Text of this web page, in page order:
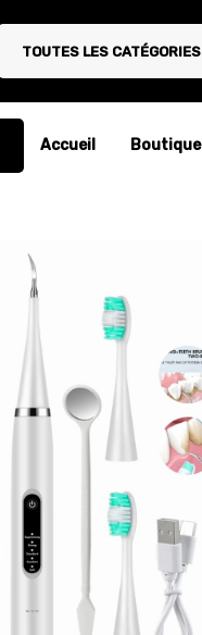
TOUTES LES CATÉGORIES
Accueil Boutique